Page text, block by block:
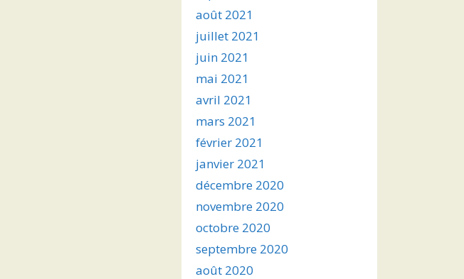
août 2021
juillet 2021
juin 2021
mai 2021
avril 2021
mars 2021
février 2021
janvier 2021
décembre 2020
novembre 2020
octobre 2020
septembre 2020
août 2020